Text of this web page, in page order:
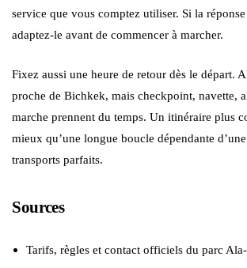
service que vous comptez utiliser. Si la
adaptez-le avant de commencer à marcher.
Fixez aussi une heure de retour dès le départ.
proche de Bichkek, mais checkpoint, navette,
marche prennent du temps. Un itinéraire plus
mieux qu’une longue boucle dépendante
transports parfaits.
Sources
Tarifs, règles et contact officiels du parc